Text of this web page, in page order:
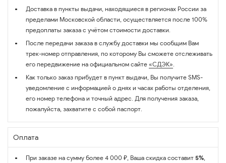
Доставка в пункты выдачи, находящиеся в регионах России за
пределами Московской области, осуществляется после 100%
предоплаты заказа с учётом стоимости доставки.
После передачи заказа в службу доставки мы сообщим Вам
трек-номер отправления, по которому Вы сможете отслеживать
его передвижение на официальном сайте «СДЭК».
Как только заказ прибудет в пункт выдачи, Вы получите SMS-
уведомление с информацией о днях и часах работы отделения,
его номер телефона и точный адрес. Для получения заказа,
пожалуйста, захватите с собой паспорт.
Оплата
При заказе на сумму более 4 000 ₽, Ваша скидка составит 5%,